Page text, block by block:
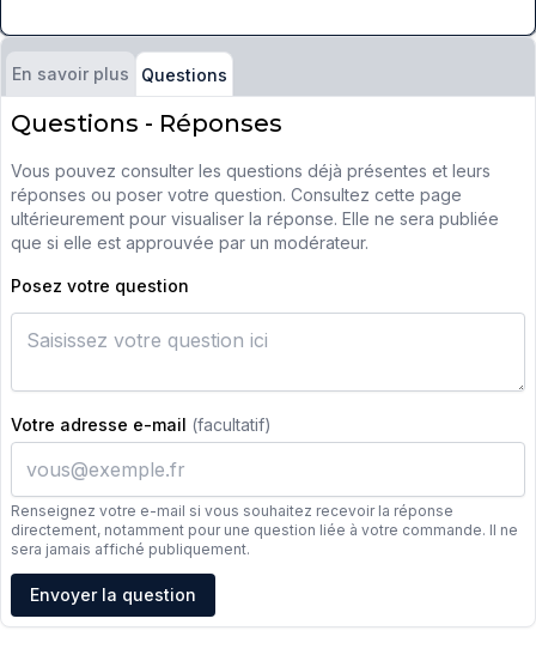
En savoir plus Questions
Questions - Réponses
Vous pouvez consulter les questions déjà présentes et leurs
réponses ou poser votre question. Consultez cette page
ultérieurement pour visualiser la réponse. Elle ne sera publiée
que si elle est approuvée par un modérateur.
Posez votre question
Votre adresse e-mail (facultatif)
Renseignez votre e-mail si vous souhaitez recevoir la réponse
directement, notamment pour une question liée à votre commande. Il ne
sera jamais affiché publiquement.
Adresse e-mail
Envoyer la question